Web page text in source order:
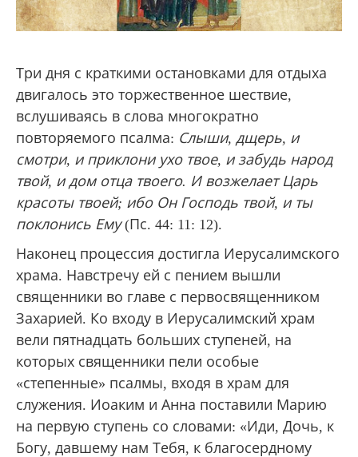
Три дня с краткими остановками для отдыха
двигалось это торжественное шествие,
вслушиваясь в слова многократно
повторяемого псалма: Слыши, дщерь, и
смотри, и приклони ухо твое, и забудь народ
твой, и дом отца твоего. И возжелает Царь
красоты твоей; ибо Он Господь твой, и ты
поклонись Ему(Пс. 44: 11: 12).
Наконец процессия достигла Иерусалимского
храма. Навстречу ей с пением вышли
священники во главе с первосвященником
Захарией. Ко входу в Иерусалимский храм
вели пятнадцать больших ступеней, на
которых священники пели особые
«степенные» псалмы, входя в храм для
служения. Иоаким и Анна поставили Марию
на первую ступень со словами: «Иди, Дочь, к
Богу, давшему нам Тебя, к благосердному